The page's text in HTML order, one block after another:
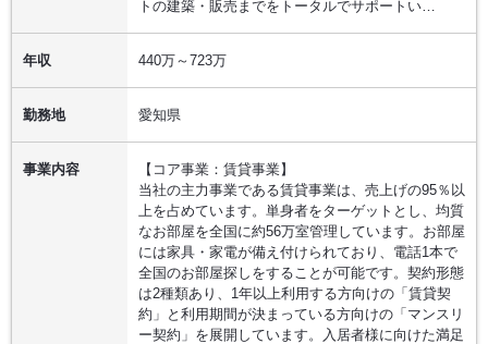
トの建築・販売までをトータルでサポートい…
年収 440万～723万
勤務地 愛知県
事業内容
【コア事業：賃貸事業】
当社の主力事業である賃貸事業は、売上げの95％以
上を占めています。単身者をターゲットとし、均質
なお部屋を全国に約56万室管理しています。お部屋
には家具・家電が備え付けられており、電話1本で
全国のお部屋探しをすることが可能です。契約形態
は2種類あり、1年以上利用する方向けの「賃貸契
約」と利用期間が決まっている方向けの「マンスリ
ー契約」を展開しています。入居者様に向けた満足